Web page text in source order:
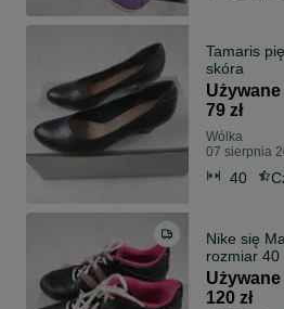
Tamaris
skóra
Używane
79 zł
Wólka
07 sierpnia
40
Nike się
rozmiar 40
Używane
120 zł